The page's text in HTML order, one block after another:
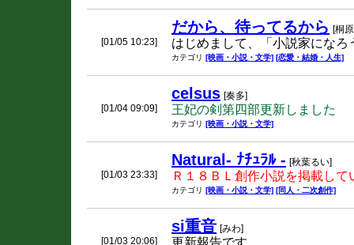
[01/05 10:23]
だから、待ってるから [桐
はじめまして、「小説家にな
カテゴリ [映画・小説・文学] [恋愛・結婚・人生]
[01/04 09:09]
celsus [奏多]
王妃の剣第四部更新しました
カテゴリ [映画・小説・文学]
[01/03 23:33]
Natural- ﾅﾁｭﾗﾙ - [秋葉るい]
Ｒ１８ＢＬ創作小説を掲載し
カテゴリ [映画・小説・文学] [同人・二次創作]
[01/03 20:06]
si重音 [みわ]
更新報告です